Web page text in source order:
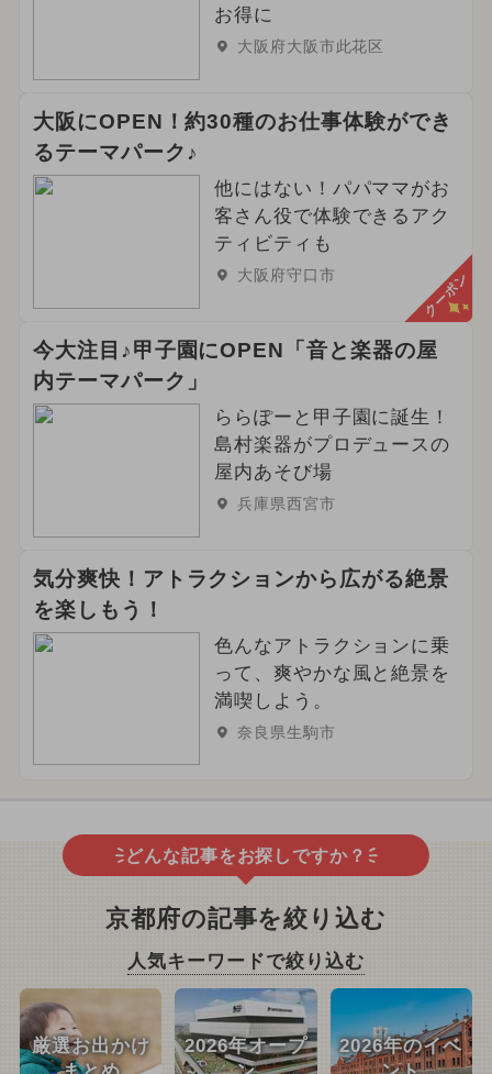
お得に
大阪府大阪市此花区
大阪にOPEN！約30種のお仕事体験ができ
るテーマパーク♪
他にはない！パパママがお
客さん役で体験できるアク
ティビティも
大阪府守口市 クーポン
今大注目♪甲子園にOPEN「音と楽器の屋
内テーマパーク」
ららぽーと甲子園に誕生！
島村楽器がプロデュースの
屋内あそび場
兵庫県西宮市
気分爽快！アトラクションから広がる絶景
を楽しもう！
色んなアトラクションに乗
って、爽やかな風と絶景を
満喫しよう。
奈良県生駒市
どんな記事をお探しですか？
京都府の記事を絞り込む
人気キーワードで絞り込む
厳選お出かけ
2026年オープ
2026年のイベ